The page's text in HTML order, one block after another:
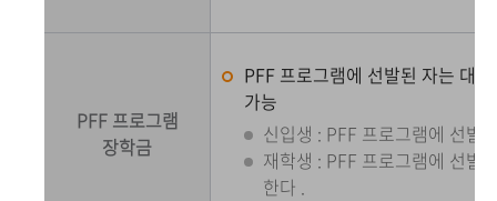
PFF 프로그램
장학금
PFF 프로그램에 선발된 자는 대
가능
신입생 : PFF 프로그램에 선발
재학생 : PFF 프로그램에 선발
한다 .